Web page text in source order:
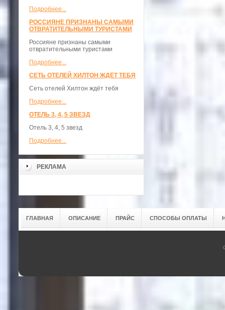
Подробнее...
РОССИЯНЕ ПРИЗНАНЫ САМЫМИ
ОТВРАТИТЕЛЬНЫМИ ТУРИСТАМИ
Россияне признаны самыми
отвратительными туристами
Подробнее...
СЕТЬ ОТЕЛЕЙ ХИЛТОН ЖДЁТ ТЕБЯ
Сеть отелей Хилтон ждёт тебя
Подробнее...
ОТЕЛЬ 3, 4, 5 ЗВЕЗД
Отель 3, 4, 5 звезд
Подробнее...
РЕКЛАМА
ГЛАВНАЯ ОПИСАНИЕ ПРАЙС СПОСОБЫ ОПЛАТЫ